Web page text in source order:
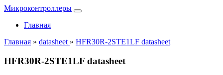
Микроконтроллеры
Главная
Главная » datasheet » HFR30R-2STE1LF datasheet
HFR30R-2STE1LF datasheet